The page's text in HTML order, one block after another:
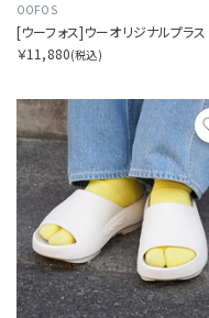
OOFOS
￥11,880(税込)